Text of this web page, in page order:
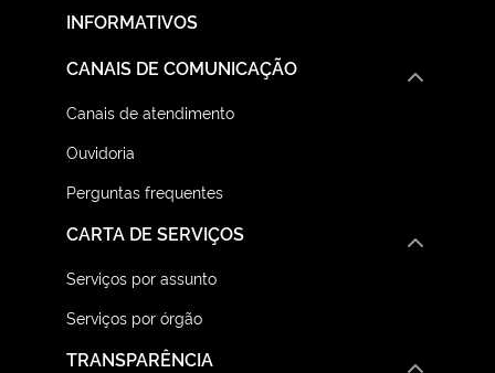
INFORMATIVOS
CANAIS DE COMUNICAÇÃO
Canais de atendimento
Ouvidoria
Perguntas frequentes
CARTA DE SERVIÇOS
Serviços por assunto
Serviços por órgão
TRANSPARÊNCIA